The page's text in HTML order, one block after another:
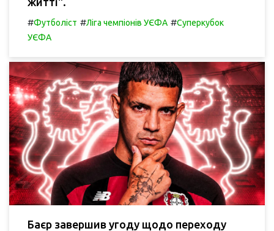
#Футболіст #Ліга чемпіонів УЄФА #Суперкубок
УЄФА
Баєр завершив угоду щодо переходу